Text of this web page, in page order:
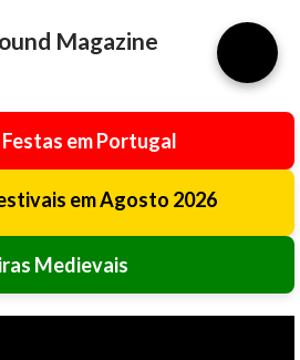
Magazine
em Portugal
em Agosto 2026
Medievais